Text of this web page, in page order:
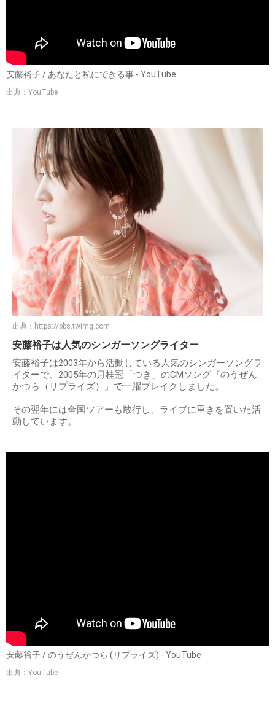
安藤裕子 / あなたと私にできる事 - YouTube
出典：YouTube
出典： https://pbs.twimg.com
安藤裕子は人気のシンガーソングライター
安藤裕子は2003年から活動している人気のシンガーソングラ
イターで、2005年の月桂冠「つき」のCMソング『のうぜん
かつら（リプライズ）』で一躍ブレイクしました。
その翌年には全国ツアーも敢行し、ライブに重きを置いた活
動しています。
安藤裕子 / のうぜんかつら (リプライズ) - YouTube
出典：YouTube